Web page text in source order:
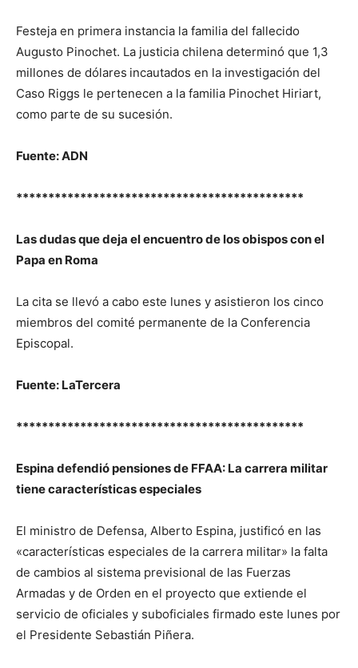
Festeja en primera instancia la familia del fallecido
Augusto Pinochet. La justicia chilena determinó que 1,3
millones de dólares incautados en la investigación del
Caso Riggs le pertenecen a la familia Pinochet Hiriart,
como parte de su sucesión.
Fuente: ADN
*********************************************
Las dudas que deja el encuentro de los obispos con el
Papa en Roma
La cita se llevó a cabo este lunes y asistieron los cinco
miembros del comité permanente de la Conferencia
Episcopal.
Fuente: LaTercera
*********************************************
Espina defendió pensiones de FFAA: La carrera militar
tiene características especiales
El ministro de Defensa, Alberto Espina, justificó en las
«características especiales de la carrera militar» la falta
de cambios al sistema previsional de las Fuerzas
Armadas y de Orden en el proyecto que extiende el
servicio de oficiales y suboficiales firmado este lunes por
el Presidente Sebastián Piñera.